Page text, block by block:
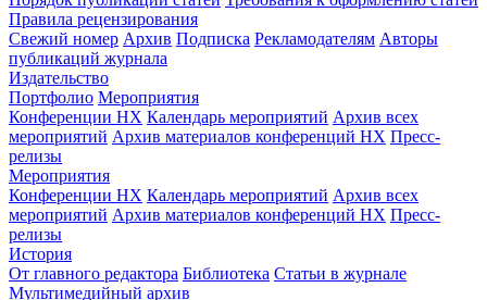
Правила рецензирования
Свежий номер Архив Подписка Рекламодателям Авторы
публикаций журнала
Издательство
Портфолио Мероприятия
Конференции НХ Календарь мероприятий Архив всех
мероприятий Архив материалов конференций НХ Пресс-
релизы
Мероприятия
Конференции НХ Календарь мероприятий Архив всех
мероприятий Архив материалов конференций НХ Пресс-
релизы
История
От главного редактора Библиотека Статьи в журнале
Мультимедийный архив